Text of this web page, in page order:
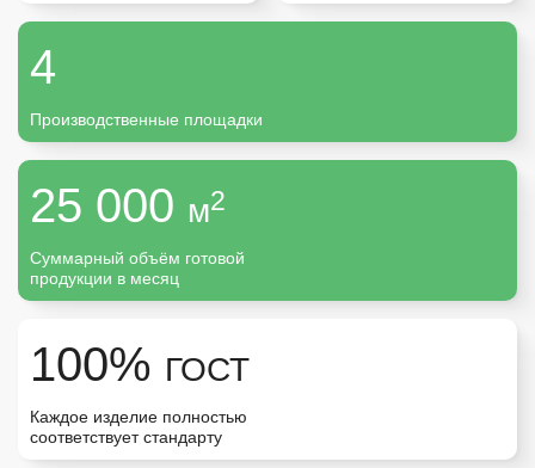
4
Производственные площадки
25 000 м2
Суммарный объём готовой
продукции в месяц
100% ГОСТ
Каждое изделие полностью
соответствует стандарту